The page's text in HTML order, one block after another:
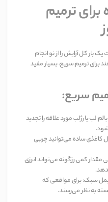
ترمیم
کل آرایش را از نو انجام
برای ترمیم سریع، بسیار مفید
سریع:
لب یا رژلب مورد علاقه را تجدید
شود.
کاغذی ساده می‌توانید چربی
مقدار کمی رژگونه می‌تواند انرژی
.
سبک:برای مواقعی که
به نظر می‌رسند.